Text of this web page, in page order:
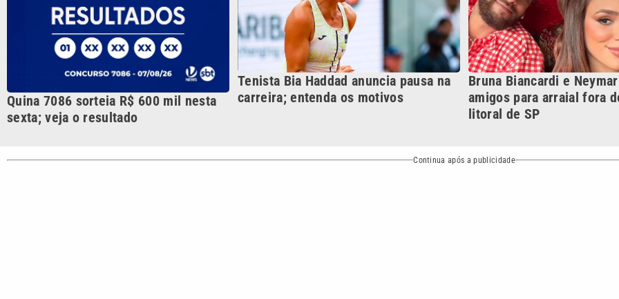
VTV é afiliada do SBT na
Região Metropolitana de
Campinas e Baixada
CATEGORIAS
Cotidiano Esportes Mundo
Polícia Política Variedades